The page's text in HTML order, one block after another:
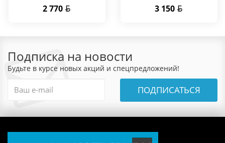
2 770 3 150
Подписка на новости
Будьте в курсе новых акций и спецпредложений!
ПОДПИСАТЬСЯ